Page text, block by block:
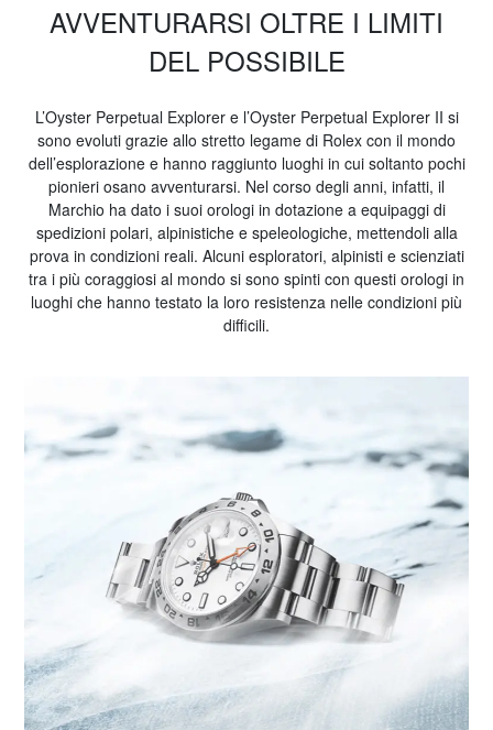
AVVENTURARSI OLTRE I LIMITI
DEL POSSIBILE
L’Oyster Perpetual Explorer e l’Oyster Perpetual Explorer II si
sono evoluti grazie allo stretto legame di Rolex con il mondo
dell’esplorazione e hanno raggiunto luoghi in cui soltanto pochi
pionieri osano avventurarsi. Nel corso degli anni, infatti, il
Marchio ha dato i suoi orologi in dotazione a equipaggi di
spedizioni polari, alpinistiche e speleologiche, mettendoli alla
prova in condizioni reali. Alcuni esploratori, alpinisti e scienziati
tra i più coraggiosi al mondo si sono spinti con questi orologi in
luoghi che hanno testato la loro resistenza nelle condizioni più
difficili.